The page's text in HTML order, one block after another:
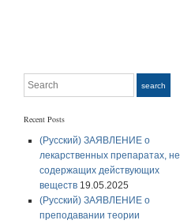
Search search
Recent Posts
(Русский) ЗАЯВЛЕНИЕ о
лекарственных препаратах, не
содержащих действующих
веществ 19.05.2025
(Русский) ЗАЯВЛЕНИЕ о
преподавании теории